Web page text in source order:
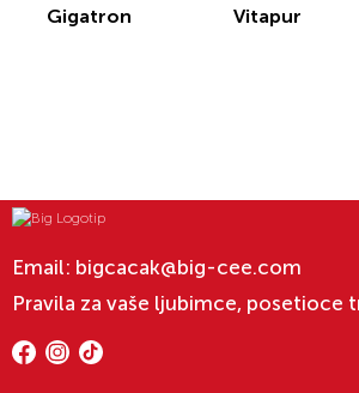
Gigatron Vitapur
Email: bigcacak@big-cee.com
Pravila za vaše ljubimce, posetioce